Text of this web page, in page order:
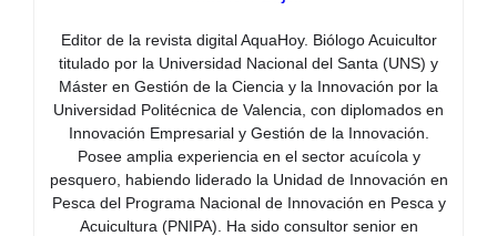
Editor de la revista digital AquaHoy. Biólogo Acuicultor
titulado por la Universidad Nacional del Santa (UNS) y
Máster en Gestión de la Ciencia y la Innovación por la
Universidad Politécnica de Valencia, con diplomados en
Innovación Empresarial y Gestión de la Innovación.
Posee amplia experiencia en el sector acuícola y
pesquero, habiendo liderado la Unidad de Innovación en
Pesca del Programa Nacional de Innovación en Pesca y
Acuicultura (PNIPA). Ha sido consultor senior en